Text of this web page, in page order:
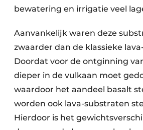
bewatering en irrigatie veel
Aanvankelijk waren deze
zwaarder dan de klassieke
Doordat voor de ontginning
dieper in de vulkaan moet
waardoor het aandeel basalt
worden ook lava-substraten
Hierdoor is het